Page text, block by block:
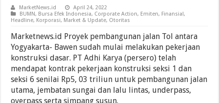
MarketNews.id
April 24, 2022
BUMN, Bursa Efek Indonesia, Corporate Action, Emiten, Finansial,
Headline, Korporasi, Market & Update, Otoritas
Marketnews.id Proyek pembangunan jalan Tol antara
Yogyakarta- Bawen sudah mulai melakukan pekerjaan
konstruksi dasar. PT Adhi Karya (persero) telah
mendapat kontrak pekerjaan konstruksi seksi 1 dan
seksi 6 senilai Rp5, 03 triliun untuk pembangunan jalan
utama, jembatan sungai dan lalu lintas, underpass,
overpass serta simpang susun.